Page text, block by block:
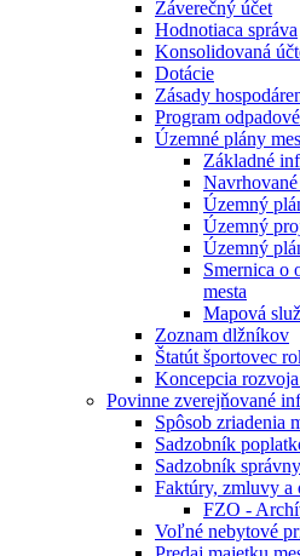
Záverečný účet
Hodnotiaca správa
Konsolidovaná
Dotácie
Zásady
Program
Územné plány
Základné
Územný
Územný
Územný
Smernica o
mesta
Mapová
Zoznam dlžníkov
Štatút športovec
Koncepcia
Povinne zverejňované
Spôsob zriadenia
Sadzobník
Sadzobník
Faktúry, zmluvy a
FZO -
Voľné nebytové